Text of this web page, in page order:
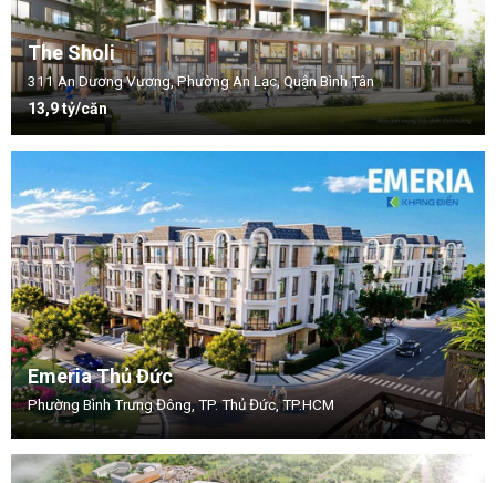
The Sholi
311 An Dương Vương, Phường An Lạc, Quận Bình Tân
13,9 tỷ/căn
Emeria Thủ Đức
Phường Bình Trưng Đông, TP. Thủ Đức, TP.HCM